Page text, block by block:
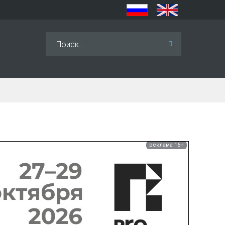
реклама 16+